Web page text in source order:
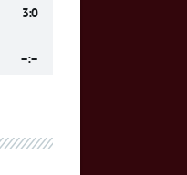
3:0
–:–